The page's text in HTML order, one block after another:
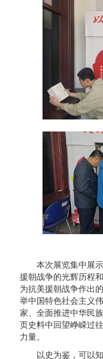
本次展览集中展示
援朝战争的光辉历程
为抗美援朝战争作出
举中国特色社会主义
家、全面推进中华民
页史料中回望峥嵘过
力量。
以史为鉴，可以知